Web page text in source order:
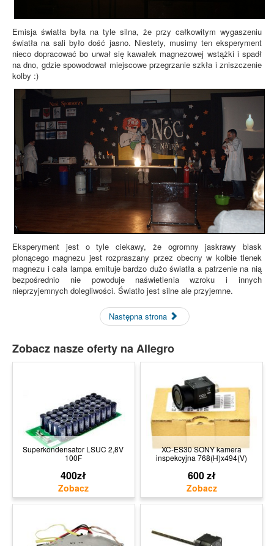
Emisja światła była na tyle silna, że przy całkowitym wygaszeniu
światła na sali było dość jasno. Niestety, musimy ten eksperyment
nieco dopracować bo urwał się kawałek magnezowej wstążki i spadł
na dno, gdzie spowodował miejscowe przegrzanie szkła i zniszczenie
kolby :)
Eksperyment jest o tyle ciekawy, że ogromny jaskrawy blask
płonącego magnezu jest rozpraszany przez obecny w kolbie tlenek
magnezu i cała lampa emituje bardzo dużo światła a patrzenie na nią
bezpośrednio nie powoduje naświetlenia wzroku i innych
nieprzyjemnych dolegliwości. Światło jest silne ale przyjemne.
Następna strona
Zobacz nasze oferty na Allegro
Superkondensator LSUC 2,8V
100F
400zł
XC-ES30 SONY kamera
inspekcyjna 768(H)x494(V)
600 zł